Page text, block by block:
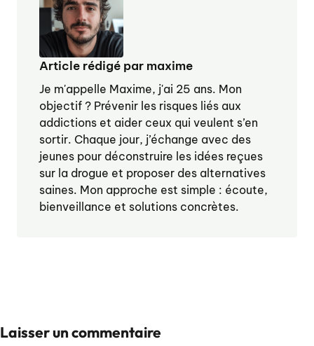
Article rédigé par maxime
Je m'appelle Maxime, j'ai 25 ans. Mon
objectif ? Prévenir les risques liés aux
addictions et aider ceux qui veulent s’en
sortir. Chaque jour, j’échange avec des
jeunes pour déconstruire les idées reçues
sur la drogue et proposer des alternatives
saines. Mon approche est simple : écoute,
bienveillance et solutions concrètes.
Laisser un commentaire